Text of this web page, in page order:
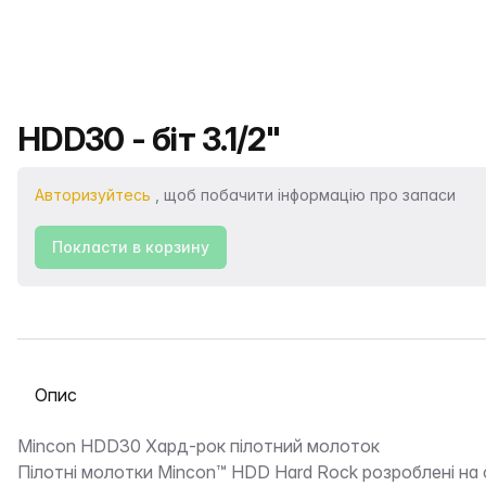
Назва продукту
HDD30 - біт 3.1/2"
Авторизуйтесь , щоб побачити інформацію про запаси
Покласти в корзину
Виберіть вкладку
Опис
Mincon HDD30 Хард-рок пілотний молоток
Пілотні молотки Mincon™ HDD Hard Rock розроблені на